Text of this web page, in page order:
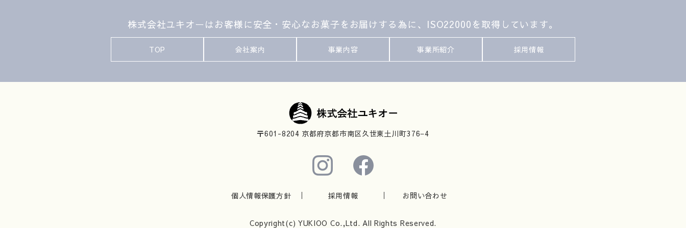
株式会社ユキオーはお客様に安全・安心なお菓子をお届けする為に、ISO22000を取得しています。
TOP 会社案内 事業内容 事業所紹介 採用情報
〒601-8204 京都府京都市南区久世東土川町376−4
個人情報保護方針 採用情報 お問い合わせ
Copyright(c) YUKIOO Co.,Ltd. All Rights Reserved.